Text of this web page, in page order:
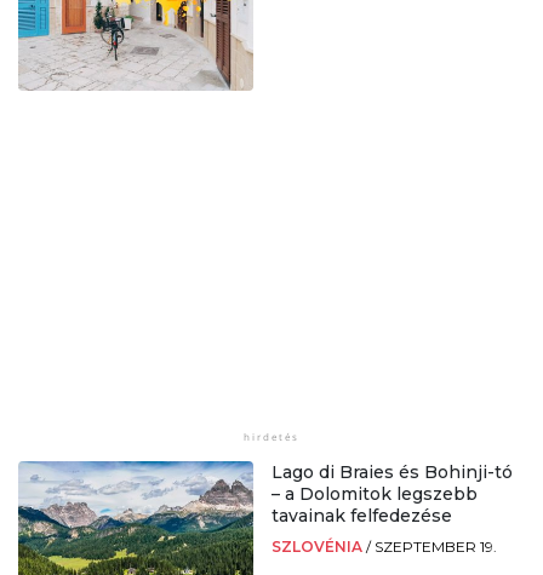
Lago di Braies és Bohinji-tó
– a Dolomitok legszebb
tavainak felfedezése
SZLOVÉNIA / SZEPTEMBER 19.